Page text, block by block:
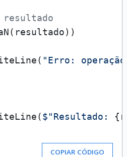
"Erro:
$"Resultado:
COPIAR CÓDIGO